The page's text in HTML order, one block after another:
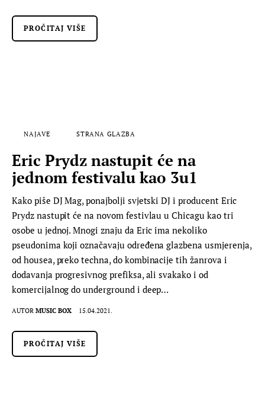
PROČITAJ VIŠE
NAJAVE STRANA GLAZBA
Eric Prydz nastupit će na
jednom festivalu kao 3u1
Kako piše DJ Mag, ponajbolji svjetski DJ i producent Eric
Prydz nastupit će na novom festivlau u Chicagu kao tri
osobe u jednoj. Mnogi znaju da Eric ima nekoliko
pseudonima koji označavaju određena glazbena usmjerenja,
od housea, preko techna, do kombinacije tih žanrova i
dodavanja progresivnog prefiksa, ali svakako i od
komercijalnog do underground i deep…
AUTOR MUSIC BOX 15.04.2021.
PROČITAJ VIŠE